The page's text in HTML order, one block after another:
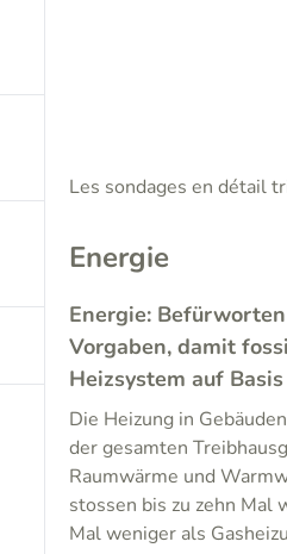
Les sondages en détail
Energie
Energie:
Vorgaben, damit
Heizsystem auf
Die Heizung in
der gesamten
Raumwärme und
stossen bis zu zehn Mal
Mal weniger als